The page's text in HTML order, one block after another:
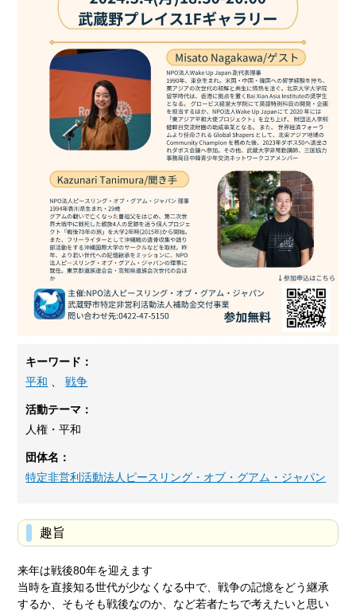
キーワード：
平和 、戦争
活動テーマ：
人権・平和
団体名：
特定非営利活動法人ピースリング・オブ・グアム・ジャパン
趣旨
来年は戦後80年を迎えます
当時を直接知る世代が少なくなる中で、戦争の記憶をどう継承
するか、そもそも戦後なのか、など若者たちで考えたいと思い